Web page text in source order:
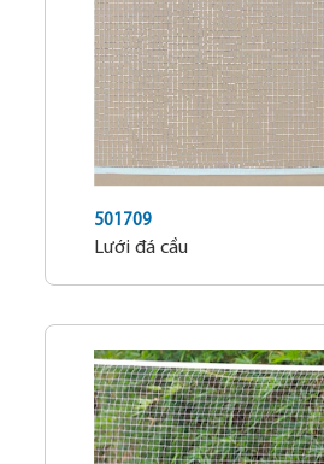
501709
Lưới đá cầu